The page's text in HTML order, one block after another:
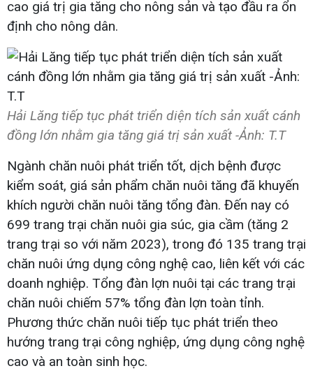
cao giá trị gia tăng cho nông sản và tạo đầu ra ổn
định cho nông dân.
Hải Lăng tiếp tục phát triển diện tích sản xuất cánh
đồng lớn nhằm gia tăng giá trị sản xuất -Ảnh: T.T
Ngành chăn nuôi phát triển tốt, dịch bệnh được
kiểm soát, giá sản phẩm chăn nuôi tăng đã khuyến
khích người chăn nuôi tăng tổng đàn. Đến nay có
699 trang trại chăn nuôi gia súc, gia cầm (tăng 2
trang trại so với năm 2023), trong đó 135 trang trại
chăn nuôi ứng dụng công nghệ cao, liên kết với các
doanh nghiệp. Tổng đàn lợn nuôi tại các trang trại
chăn nuôi chiếm 57% tổng đàn lợn toàn tỉnh.
Phương thức chăn nuôi tiếp tục phát triển theo
hướng trang trại công nghiệp, ứng dụng công nghệ
cao và an toàn sinh học.